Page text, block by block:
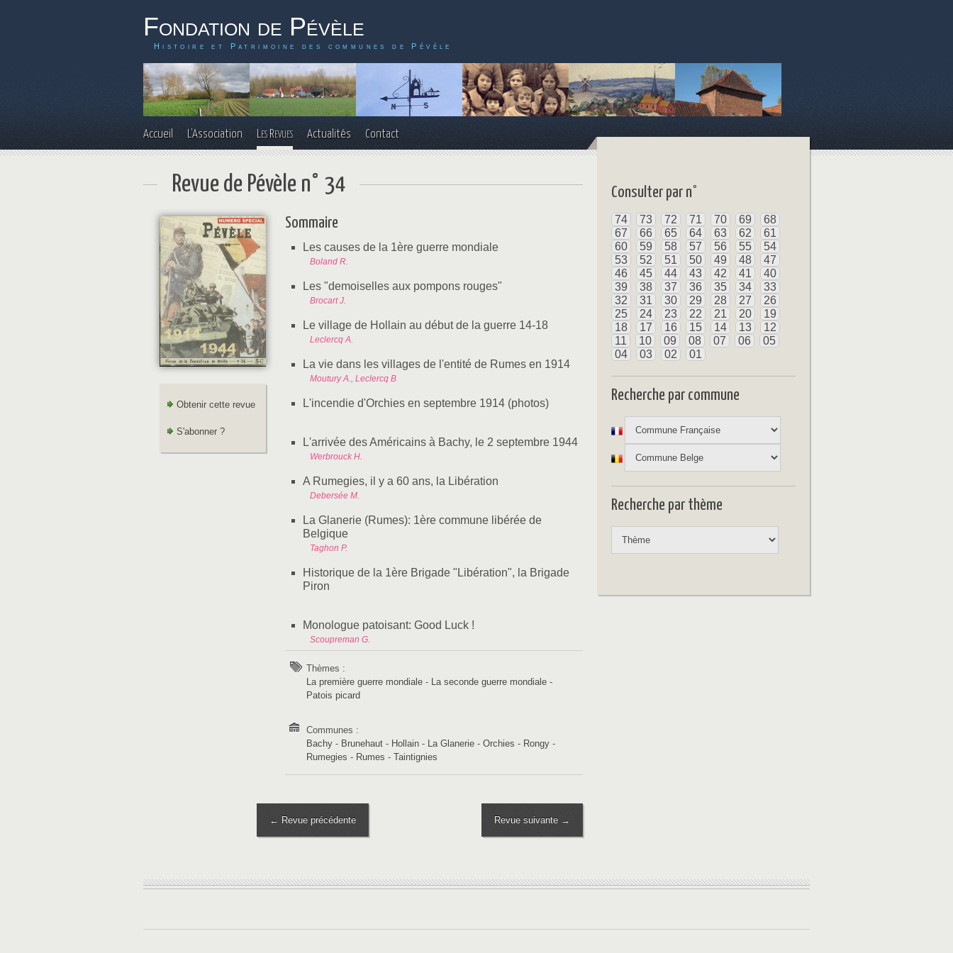
Fondation de Pévèle
Histoire et Patrimoine des communes de Pévèle
Accueil L'Association Les Revues Actualités Contact
Revue de Pévèle n° 34
Obtenir cette revue
S'abonner ?
Sommaire
Les causes de la 1ère guerre mondiale
Boland R.
Les "demoiselles aux pompons rouges"
Brocart J.
Le village de Hollain au début de la guerre 14-18
Leclercq A.
La vie dans les villages de l'entité de Rumes en 1914
Moutury A., Leclercq B
L'incendie d'Orchies en septembre 1914 (photos)
L'arrivée des Américains à Bachy, le 2 septembre 1944
Werbrouck H.
A Rumegies, il y a 60 ans, la Libération
Debersée M.
La Glanerie (Rumes): 1ère commune libérée de
Belgique
Taghon P.
Historique de la 1ère Brigade "Libération", la Brigade
Piron
Monologue patoisant: Good Luck !
Scoupreman G.
Thèmes :
La première guerre mondiale - La seconde guerre mondiale -
Patois picard
Communes :
Bachy - Brunehaut - Hollain - La Glanerie - Orchies - Rongy -
Rumegies - Rumes - Taintignies
← Revue précédente Revue suivante →
Consulter par n°
74 73 72 71 70 69
68
67
66 65 64 63 62
61
60
59 58 57 56 55
54
53
52 51 50 49 48
47
46
45 44 43 42 41
40
39
38 37 36 35 34
33
32
31 30 29 28 27
26
25
24 23 22 21 20
19
18
17 16 15 14 13
12
11
10 09 08 07 06
05
04
03 02 01
Recherche par commune
Recherche par thème